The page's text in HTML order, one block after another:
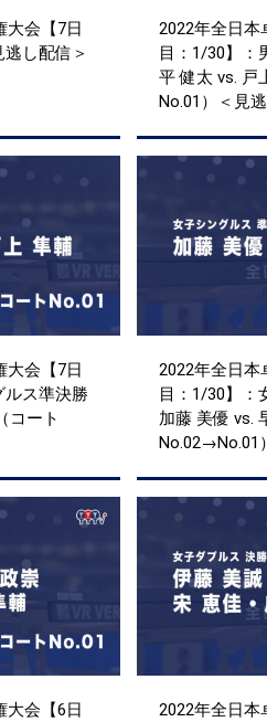
大会【7日
し配信＞
2022年全日本
目：1/30】：
平 健太 vs. 戸
No.01）＜見
大会【7日
ルス準決勝
コート
2022年全日本
目：1/30】：
加藤 美優 vs.
No.02→No.01
大会【6日
2022年全日本